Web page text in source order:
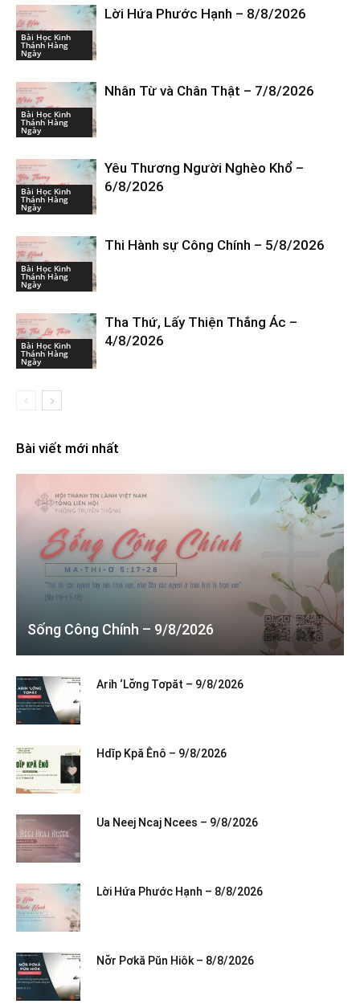
Bài Học Kinh
Thánh Hàng
Ngày
Lời Hứa Phước Hạnh – 8/8/2026
Bài Học Kinh
Thánh Hàng
Ngày
Nhân Từ và Chân Thật – 7/8/2026
Bài Học Kinh
Thánh Hàng
Ngày
Yêu Thương Người Nghèo Khổ –
6/8/2026
Bài Học Kinh
Thánh Hàng
Ngày
Thi Hành sự Công Chính – 5/8/2026
Bài Học Kinh
Thánh Hàng
Ngày
Tha Thứ, Lấy Thiện Thắng Ác –
4/8/2026
Bài viết mới nhất
Sống Công Chính – 9/8/2026
Arih ‘Lơ̆ng Tơpăt – 9/8/2026
Hdĭp Kpă Ênô – 9/8/2026
Ua Neej Ncaj Ncees – 9/8/2026
Lời Hứa Phước Hạnh – 8/8/2026
Nơ̆r Pơkă Pŭn Hiôk – 8/8/2026